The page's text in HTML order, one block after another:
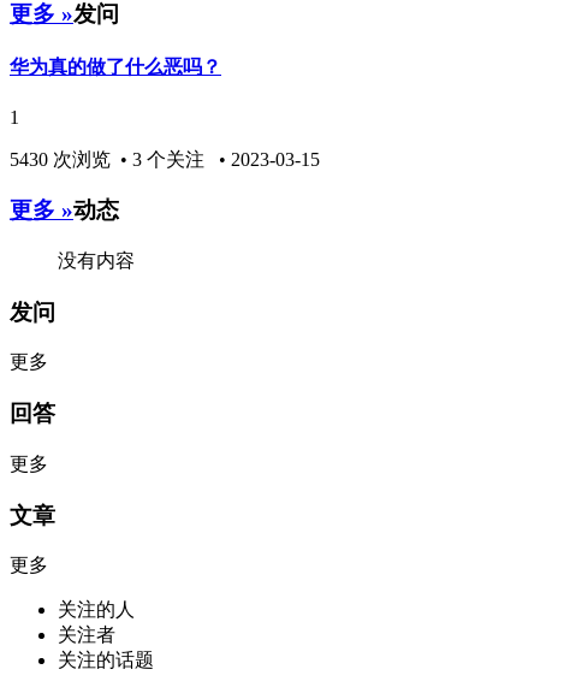
更多 »发问
华为真的做了什么恶吗？
1
5430 次浏览 • 3 个关注 • 2023-03-15
更多 »动态
没有内容
发问
更多
回答
更多
文章
更多
关注的人
关注者
关注的话题